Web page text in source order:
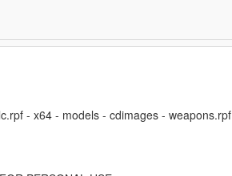
- x64 - models - cdimages - weapons.rpf